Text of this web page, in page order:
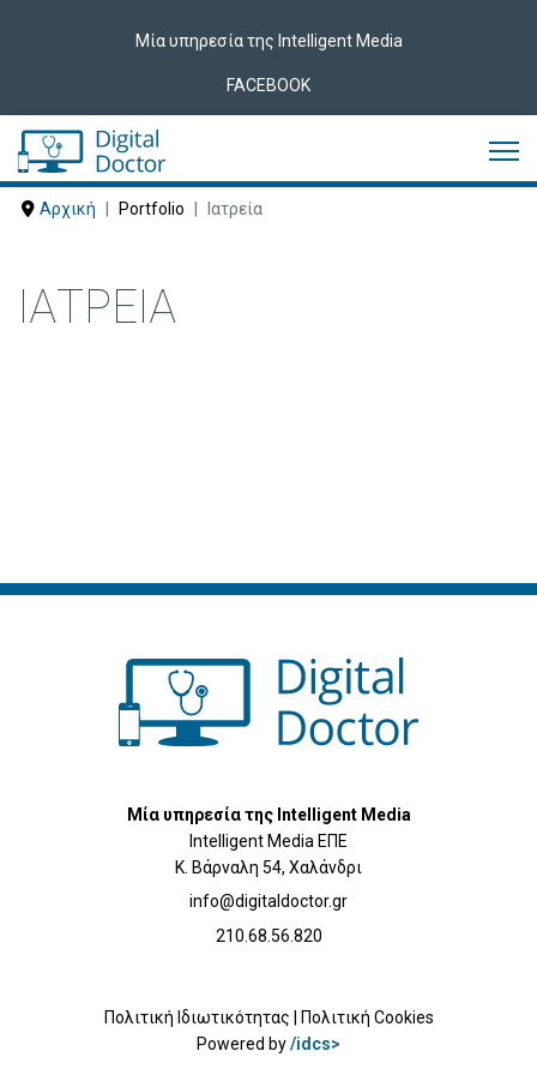
Μία υπηρεσία της Intelligent Media
FACEBOOK
Αρχική Portfolio Ιατρεία
ΙΑΤΡΕΊΑ
Μία υπηρεσία της Intelligent Media
Intelligent Media ΕΠΕ
Κ. Βάρναλη 54, Χαλάνδρι
info@digitaldoctor.gr
210.68.56.820
Πολιτική Ιδιωτικότητας | Πολιτική Cookies
Powered by/idcs>